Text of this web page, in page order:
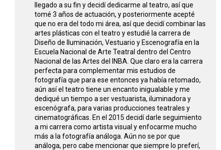
llegado a su fin y decidí dedicarme al teatro, así que
tomé 3 años de actuación, y posteriormente acepté
que no era del todo mi área, así que decidí combinar las
artes plásticas con el teatro y estudié la carrera de
Diseño de Iluminación, Vestuario y Escenografía en la
Escuela Nacional de Arte Teatral dentro del Centro
Nacional de las Artes del INBA. Que claro era la carrera
perfecta para complementar mis estudios de
fotografía que para ese entonces ya había retomado,
aún así el teatro tiene un encanto inigualable y me
dediqué un tiempo a ser vestuarista, iluminadora y
escenógrafa, para varias producciones teatrales y
cinematográficas. En el 2015 decidí darle seguimiento
a mi carrera como artista visual y enfocarme mucho
más a la fotografía análoga. Aún no se por que
análoga, pero cabe mencionar que siempre lo preferí,